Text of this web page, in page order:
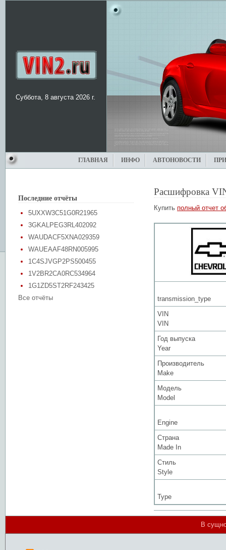
Суббота, 8 августа 2026 г.
ГЛАВНАЯ ИНФО АВТОНОВОСТИ
Последние отчёты
5UXXW3C51G0R21965
3GKALPEG3RL402092
WAUDACF5XNA029359
WAUEAAF48RN005995
1C4SJVGP2PS500455
1V2BR2CA0RC534964
1G1ZD5ST2RF243425
Все отчёты
Расшифровка
Купить полный отчет
transmission_type
VIN
VIN
Год выпуска
Year
Производитель
Make
Модель
Model
Engine
Страна
Made In
Стиль
Style
Type
В